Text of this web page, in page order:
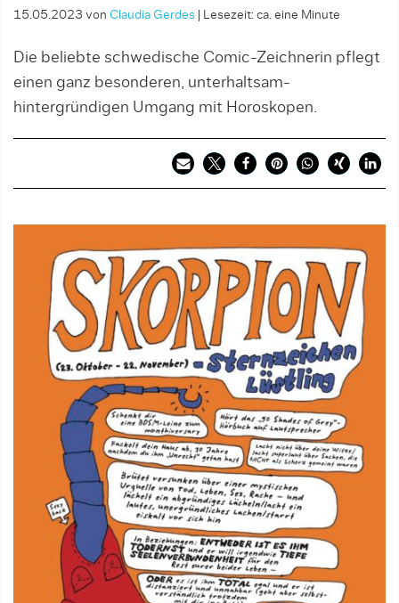
15.05.2023 von Claudia Gerdes Lesezeit: ca. eine Minute
Die beliebte schwedische Comic-Zeichnerin pflegt
einen ganz besonderen, unterhaltsam-
hintergründigen Umgang mit Horoskopen.